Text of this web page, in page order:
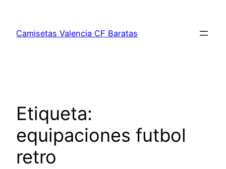
contenido
Camisetas Valencia CF Baratas
Etiqueta:
equipaciones futbol
retro